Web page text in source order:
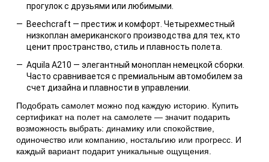
прогулок с друзьями или любимыми.
Beechcraft — престиж и комфорт. Четырехместный
низкоплан американского производства для тех, кто
ценит пространство, стиль и плавность полета.
Aquila A210 — элегантный моноплан немецкой сборки.
Часто сравнивается с премиальным автомобилем за
счет дизайна и плавности в управлении.
Подобрать самолет можно под каждую историю. Купить
сертификат на полет на самолете — значит подарить
возможность выбрать: динамику или спокойствие,
одиночество или компанию, ностальгию или прогресс. И
каждый вариант подарит уникальные ощущения.